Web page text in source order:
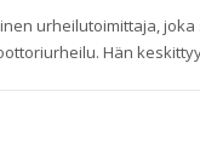
urheilutoimittaja,
Hän